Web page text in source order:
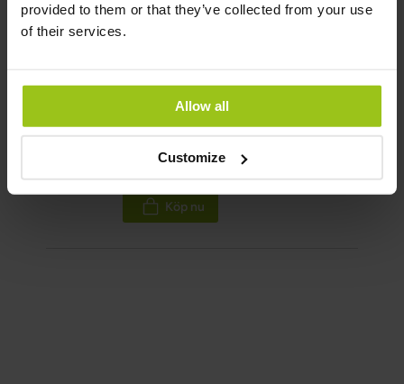
provided to them or that they’ve collected from your use
of their services.
Allow all
Customize
Relaterade produkter
Living Silica™ – Kisel för
kollagen
399 kr
499 kr
Köp nu